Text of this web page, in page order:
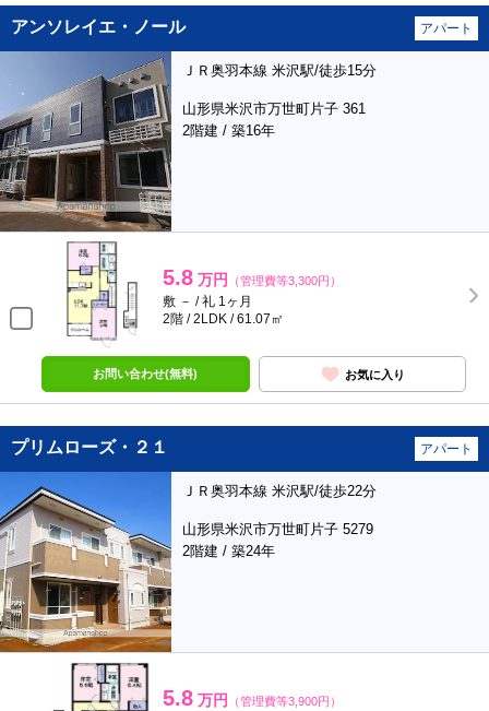
アンソレイエ・ノール アパート
ＪＲ奥羽本線 米沢駅/徒歩15分
山形県米沢市万世町片子 361
2階建 / 築16年
5.8 万円 （管理費等3,300円）
敷 － / 礼 1ヶ月
2階 / 2LDK / 61.07㎡
お問い合わせ(無料) お気に入り
プリムローズ・２１ アパート
ＪＲ奥羽本線 米沢駅/徒歩22分
山形県米沢市万世町片子 5279
2階建 / 築24年
5.8 万円 （管理費等3,900円）